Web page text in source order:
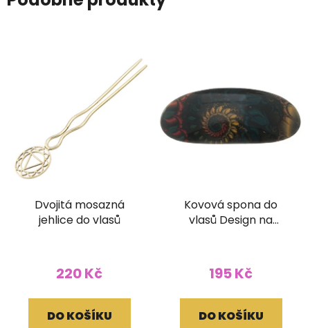
Dvojitá mosazná
jehlice do vlasů
220 Kč
DO KOŠÍKU
Kovová spona do
vlasů Design na
195 Kč
DO KOŠÍKU